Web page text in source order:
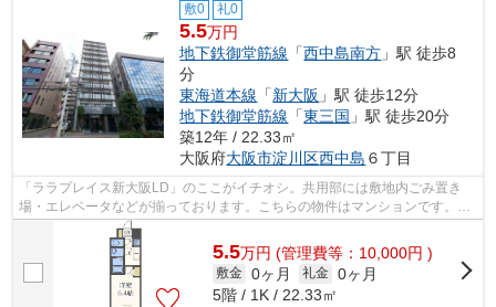
敷0 礼0
5.5万円
地下鉄御堂筋線 「西中島南方 」駅 徒歩8
分
東海道本線 「新大阪 」駅 徒歩12分
地下鉄御堂筋線 「東三国 」駅 徒歩20分
築12年 / 22.33㎡
大阪府大阪市淀川区西中島 ６丁目
「ララプレイス新大阪LD」のここがイチオシ。共用部には敷地内ごみ置き
場・エレベータなどが揃っております。こちらの物件はマンションです。通
勤やお出かけに便利な、徒歩8分に駅のあ...
5.5万円 (管理費等：10,000円 )
敷金 0ヶ月 礼金 0ヶ月
5階 / 1K / 22.33㎡